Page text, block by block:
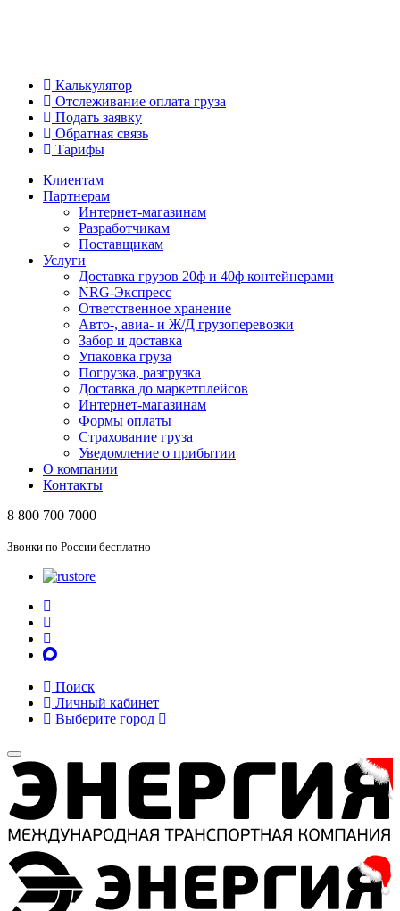
Калькулятор
Отслеживание оплата груза
Подать заявку
Обратная связь
Тарифы
Клиентам
Партнерам
Интернет-магазинам
Разработчикам
Поставщикам
Услуги
Доставка грузов 20ф и 40ф контейнерами
NRG-Экспресс
Ответственное хранение
Авто-, авиа- и Ж/Д грузоперевозки
Забор и доставка
Упаковка груза
Погрузка, разгрузка
Доставка до маркетплейсов
Интернет-магазинам
Формы оплаты
Страхование груза
Уведомление о прибытии
О компании
Контакты
8 800 700 7000
Звонки по России бесплатно
Поиск
Личный кабинет
Выберите город
Toggle
navigation